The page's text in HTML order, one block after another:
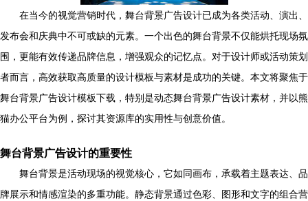
在当今的视觉营销时代，舞台背景广告设计已成为各类活动、演出、
发布会和庆典中不可或缺的元素。一个出色的舞台背景不仅能烘托现场氛
围，更能有效传递品牌信息，增强观众的记忆点。对于设计师或活动策划
者而言，高效获取高质量的设计模板与素材是成功的关键。本文将聚焦于
舞台背景广告设计模板下载，特别是动态舞台背景广告设计素材，并以熊
猫办公平台为例，探讨其资源库的实用性与创意价值。
舞台背景广告设计的重要性
舞台背景是活动现场的视觉核心，它如同画布，承载着主题表达、品
牌展示和情感渲染的多重功能。静态背景通过色彩、图形和文字的组合营